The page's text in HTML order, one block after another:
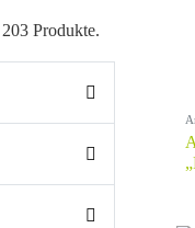
Produkte.